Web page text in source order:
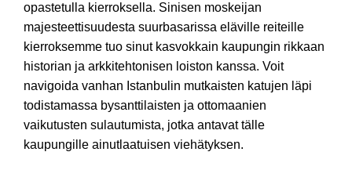
opastetulla kierroksella. Sinisen moskeijan
majesteettisuudesta suurbasarissa eläville reiteille
kierroksemme tuo sinut kasvokkain kaupungin rikkaan
historian ja arkkitehtonisen loiston kanssa. Voit
navigoida vanhan Istanbulin mutkaisten katujen läpi
todistamassa bysanttilaisten ja ottomaanien
vaikutusten sulautumista, jotka antavat tälle
kaupungille ainutlaatuisen viehätyksen.